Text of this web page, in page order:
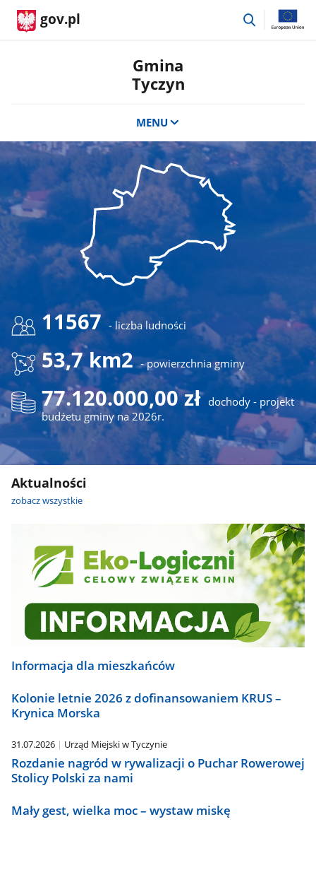
gov.pl
przejdź
Gmina
Tyczyn
MENU
11567 - liczba ludności
53,7 km2 - powierzchnia gminy
77.120.000,00 zł dochody - projekt
budżetu gminy na 2026r.
Aktualności
zobacz wszystkie
Informacja dla mieszkańców
Kolonie letnie 2026 z dofinansowaniem KRUS –
Krynica Morska
31.07.2026 Urząd Miejski w Tyczynie
Rozdanie nagród w rywalizacji o Puchar Rowerowej
Stolicy Polski za nami
Mały gest, wielka moc – wystaw miskę